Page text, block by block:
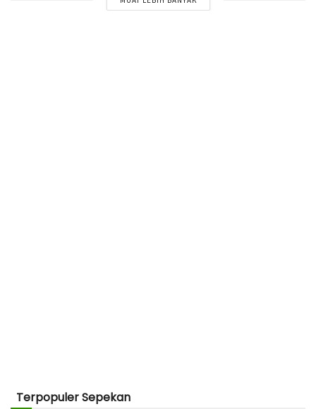
Terpopuler Sepekan